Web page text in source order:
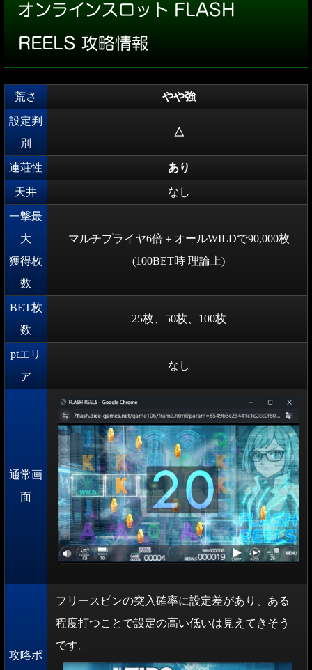
オンラインスロット FLASH
REELS 攻略情報
荒さ やや強
設定判
別
△
連荘性 あり
天井 なし
一撃最
大
獲得枚
数
マルチプライヤ6倍＋オールWILDで90,000枚
(100BET時 理論上)
BET枚
数
25枚、50枚、100枚
ptエリ
ア
なし
通常画
面
攻略ポ
フリースピンの突入確率に設定差があり、ある
程度打つことで設定の高い低いは見えてきそう
です。